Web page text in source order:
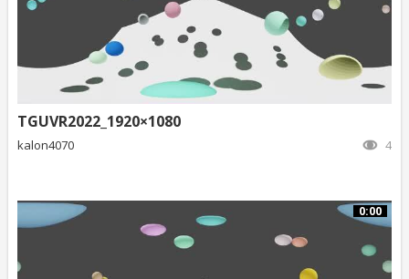
TGUVR2022_1920×1080
kalon4070 4
0:00